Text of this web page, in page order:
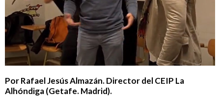
Por Rafael Jesús Almazán. Director del CEIP La
Alhóndiga (Getafe. Madrid).